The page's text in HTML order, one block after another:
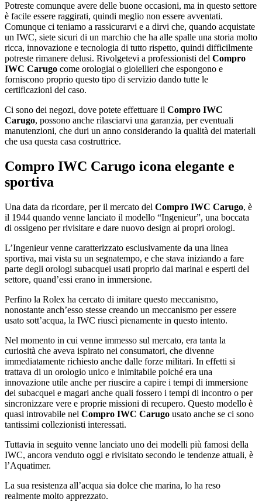
Potreste comunque avere delle buone occasioni, ma in questo settore
è facile essere raggirati, quindi meglio non essere avventati.
Comunque ci teniamo a rassicurarvi e a dirvi che, quando acquistate
un IWC, siete sicuri di un marchio che ha alle spalle una storia molto
ricca, innovazione e tecnologia di tutto rispetto, quindi difficilmente
potreste rimanere delusi. Rivolgetevi a professionisti del Compro
IWC Carugo come orologiai o gioiellieri che espongono e
forniscono proprio questo tipo di servizio dando tutte le
certificazioni del caso.
Ci sono dei negozi, dove potete effettuare il Compro IWC
Carugo, possono anche rilasciarvi una garanzia, per eventuali
manutenzioni, che duri un anno considerando la qualità dei materiali
che usa questa casa costruttrice.
Compro IWC Carugo icona elegante e
sportiva
Una data da ricordare, per il mercato del Compro IWC Carugo, è
il 1944 quando venne lanciato il modello “Ingenieur”, una boccata
di ossigeno per rivisitare e dare nuovo design ai propri orologi.
L’Ingenieur venne caratterizzato esclusivamente da una linea
sportiva, mai vista su un segnatempo, e che stava iniziando a fare
parte degli orologi subacquei usati proprio dai marinai e esperti del
settore, quand’essi erano in immersione.
Perfino la Rolex ha cercato di imitare questo meccanismo,
nonostante anch’esso stesse creando un meccanismo per essere
usato sott’acqua, la IWC riuscì pienamente in questo intento.
Nel momento in cui venne immesso sul mercato, era tanta la
curiosità che aveva ispirato nei consumatori, che divenne
immediatamente richiesto anche dalle forze militari. In effetti si
trattava di un orologio unico e inimitabile poiché era una
innovazione utile anche per riuscire a capire i tempi di immersione
dei subacquei e magari anche quali fossero i tempi di incontro o per
sincronizzare vere e proprie missioni di recupero. Questo modello è
quasi introvabile nel Compro IWC Carugo usato anche se ci sono
tantissimi collezionisti interessati.
Tuttavia in seguito venne lanciato uno dei modelli più famosi della
IWC, ancora venduto oggi e rivisitato secondo le tendenze attuali, è
l’Aquatimer.
La sua resistenza all’acqua sia dolce che marina, lo ha reso
realmente molto apprezzato.